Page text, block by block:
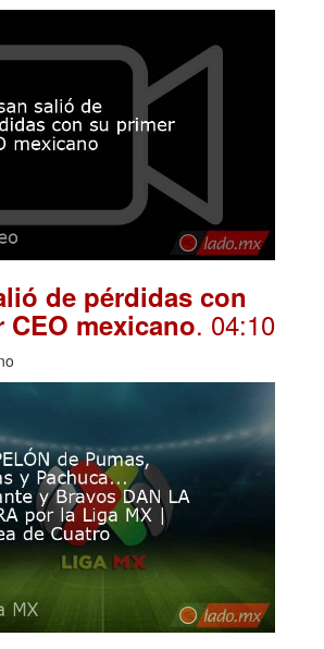
de pérdidas con
mexicano. 04:10